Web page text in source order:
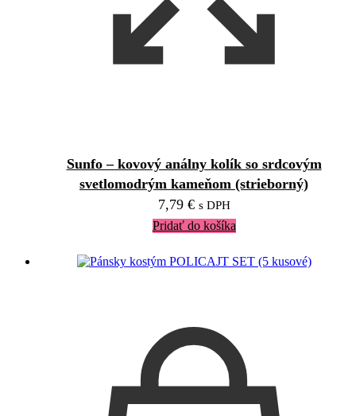
Sunfo – kovový análny kolík so srdcovým
svetlomodrým kameňom (strieborný)
7,79 € s DPH
Pridať do košíka